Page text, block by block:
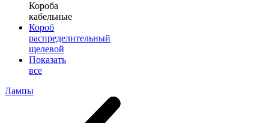
Короба
кабельные
Короб
распределительный
щелевой
Показать
все
Лампы